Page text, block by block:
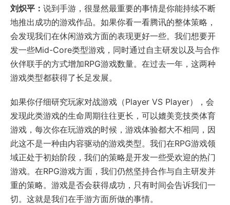
刘炽平： 说到手游，很显然最重要的事情是你能持续不断
地推出成功的游戏作品。如果你看一看腾讯的整体策略，
会发现我们在休闲游戏方面的表现更好一些。我们想要开
发一些Mid-Core类型游戏，同时通过自主研发以及与合作
伙伴联手的方式增加RPG游戏数量。在过去一年，这两种
游戏类型都获得了长足发展。
如果你仔细研究玩家对战游戏（Player VS Player），会
发现此类游戏的生命周期往往更长，可以媲美竞技类体育
游戏，每次你在玩游戏的时候，游戏体验都大不相同，因
此这不是一种由内容驱动的游戏类型。我们在RPG游戏领
域正处于初始阶段，我们的策略是开发一些受欢迎的热门
游戏。在RPG游戏方面，我们仍然坚持合作与自主研发并
重的策略。游戏是否会获得成功，只有时间会告诉我们一
切。这就是我们在手游方面所做的事情。